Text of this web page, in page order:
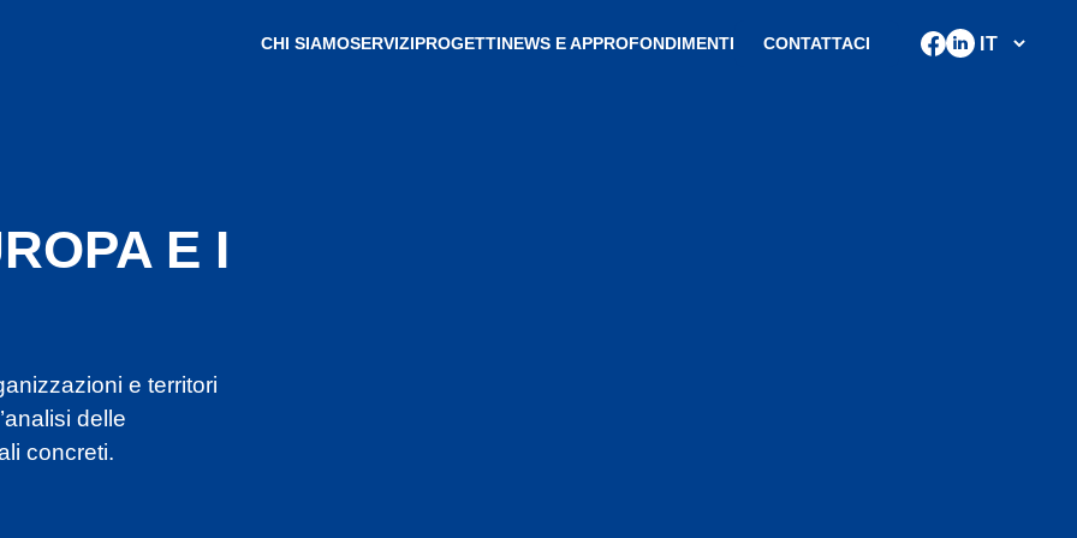
CHI SIAMOSERVIZIPROGETTINEWS E APPROFONDIMENTI CONTATTACI
E I
e territori
delle
concreti.